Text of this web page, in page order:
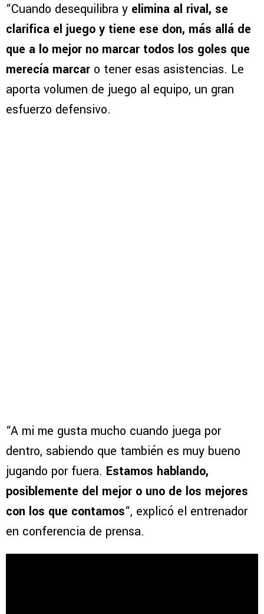
“Cuando desequilibra y elimina al rival, se
clarifica el juego y tiene ese don, más allá de
que a lo mejor no marcar todos los goles que
merecía marcar o tener esas asistencias. Le
aporta volumen de juego al equipo, un gran
esfuerzo defensivo.
“A mi me gusta mucho cuando juega por
dentro, sabiendo que también es muy bueno
jugando por fuera. Estamos hablando,
posiblemente del mejor o uno de los mejores
con los que contamos“, explicó el entrenador
en conferencia de prensa.